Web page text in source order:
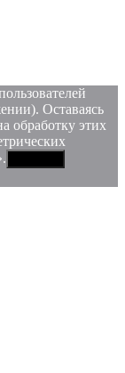
Оставаясь
обработку этих